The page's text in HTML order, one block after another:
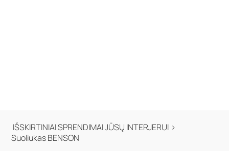
IŠSKIRTINIAI SPRENDIMAI JŪSŲ INTERJERUI >
Suoliukas BENSON